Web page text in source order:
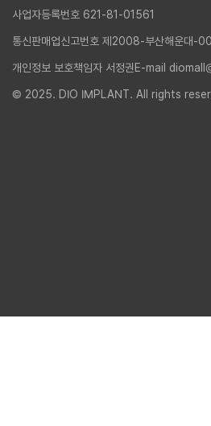
사업자등록번호 621-81-01561
통신판매업신고번호 제2008-부산해운대-
개인정보 보호책임자 서정권 E-mail
© 2025. DIO IMPLANT. All rights